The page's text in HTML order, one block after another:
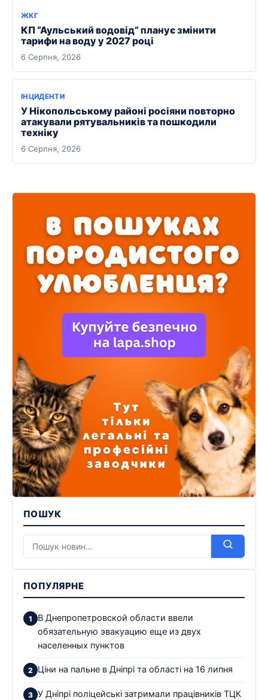
ЖКГ
КП “Аульський водовід” планує змінити
тарифи на воду у 2027 році
6 Серпня, 2026
ІНЦИДЕНТИ
У Нікопольському районі росіяни повторно
атакували рятувальників та пошкодили
техніку
6 Серпня, 2026
ПОШУК
ПОПУЛЯРНЕ
В Днепропетровской области ввели
обязательную эвакуацию еще из двух
населенных пунктов
Ціни на пальне в Дніпрі та області на 16 липня
У Дніпрі поліцейські затримали працівників ТЦК